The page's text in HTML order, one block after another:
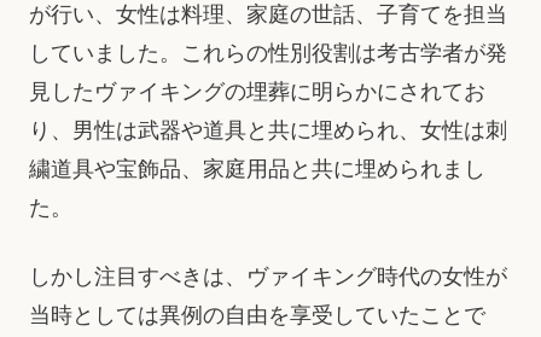
が行い、女性は料理、家庭の世話、子育てを担当
していました。これらの性別役割は考古学者が発
見したヴァイキングの埋葬に明らかにされてお
り、男性は武器や道具と共に埋められ、女性は刺
繍道具や宝飾品、家庭用品と共に埋められまし
た。
しかし注目すべきは、ヴァイキング時代の女性が
当時としては異例の自由を享受していたことで